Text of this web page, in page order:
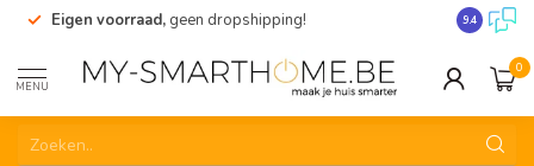
Eigen voorraad, geen dropshipping! 9.4
MENU
0